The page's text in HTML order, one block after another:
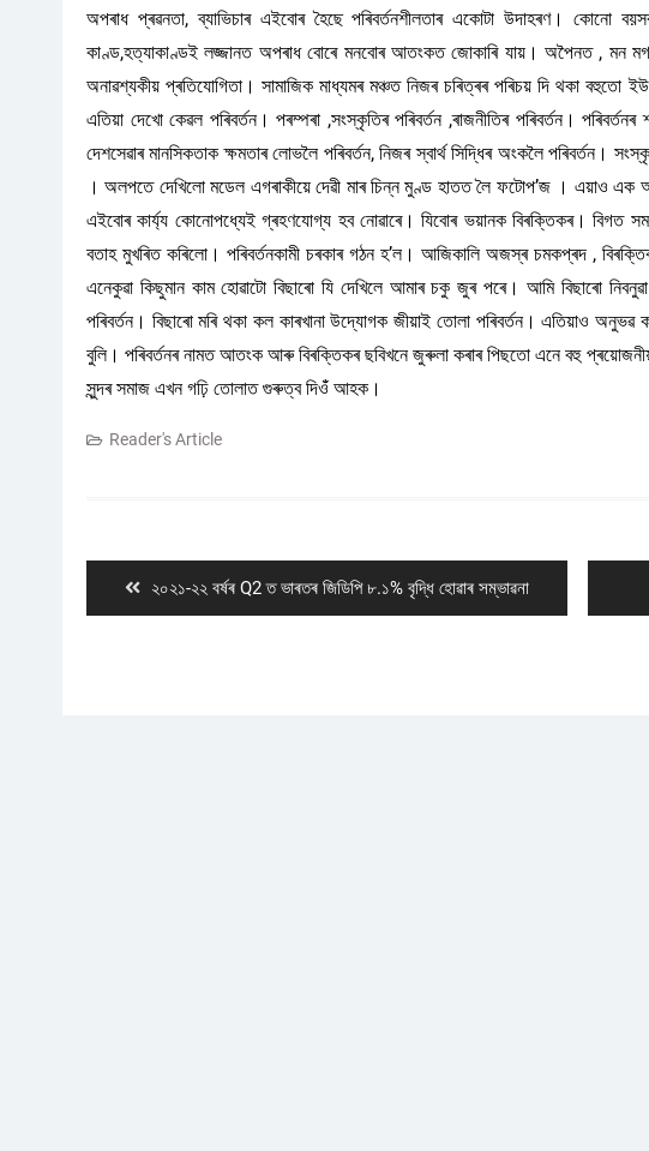
অপৰাধ প্ৰৱনতা, ব্যাভিচাৰ এইবোৰ হৈছে পৰিবৰ্তনশীলতাৰ একোটা উদাহৰণ। কোনো
কাণ্ড,হত্যাকাণ্ডই লজ্জানত অপৰাধ বোৰে মনবোৰ আতংকত জোকাৰি যায়। অপৈনত , মন
অনাৱশ্যকীয় প্ৰতিযোগিতা। সামাজিক মাধ্যমৰ মঞ্চত নিজৰ চৰিত্ৰৰ পৰিচয় দি থকা বহুতো
এতিয়া দেখো কেৱল পৰিবৰ্তন। পৰম্পৰা ,সংস্কৃতিৰ পৰিবৰ্তন ,ৰাজনীতিৰ পৰিবৰ্তন।
দেশসেৱাৰ মানসিকতাক ক্ষমতাৰ লোভলৈ পৰিবৰ্তন, নিজৰ স্বাৰ্থ সিদ্ধিৰ অংকলৈ পৰিবৰ্তন।
। অলপতে দেখিলো মডেল এগৰাকীয়ে দেৱী মাৰ চিন্ন মুণ্ড হাতত লৈ ফটোপ’জ । এয়াও এক
এইবোৰ কাৰ্য্য কোনোপধ্যেই গ্ৰহণযোগ্য হব নোৱাৰে। যিবোৰ ভয়ানক বিৰক্তিকৰ। বিগত
বতাহ মুখৰিত কৰিলো। পৰিবৰ্তনকামী চৰকাৰ গঠন হ’ল। আজিকালি অজস্ৰ চমকপ্ৰদ ,
এনেকুৱা কিছুমান কাম হোৱাটো বিছাৰো যি দেখিলে আমাৰ চকু জুৰ পৰে। আমি বিছাৰো নিবনুৱা
পৰিবৰ্তন। বিছাৰো মৰি থকা কল কাৰখানা উদ্যোগক জীয়াই তোলা পৰিবৰ্তন। এতিয়াও অনুভৱ
বুলি। পৰিবৰ্তনৰ নামত আতংক আৰু বিৰক্তিকৰ ছবিখনে জুৰুলা কৰাৰ পিছতো এনে বহু
সুন্দৰ সমাজ এখন গঢ়ি তোলাত গুৰুত্ব দিওঁঁ আহক।
Reader's Article
Previous
post:
২০২১-২২ বৰ্ষৰ Q2 ত ভাৰতৰ জিডিপি ৮.১% বৃদ্ধি হোৱাৰ সম্ভাৱনা